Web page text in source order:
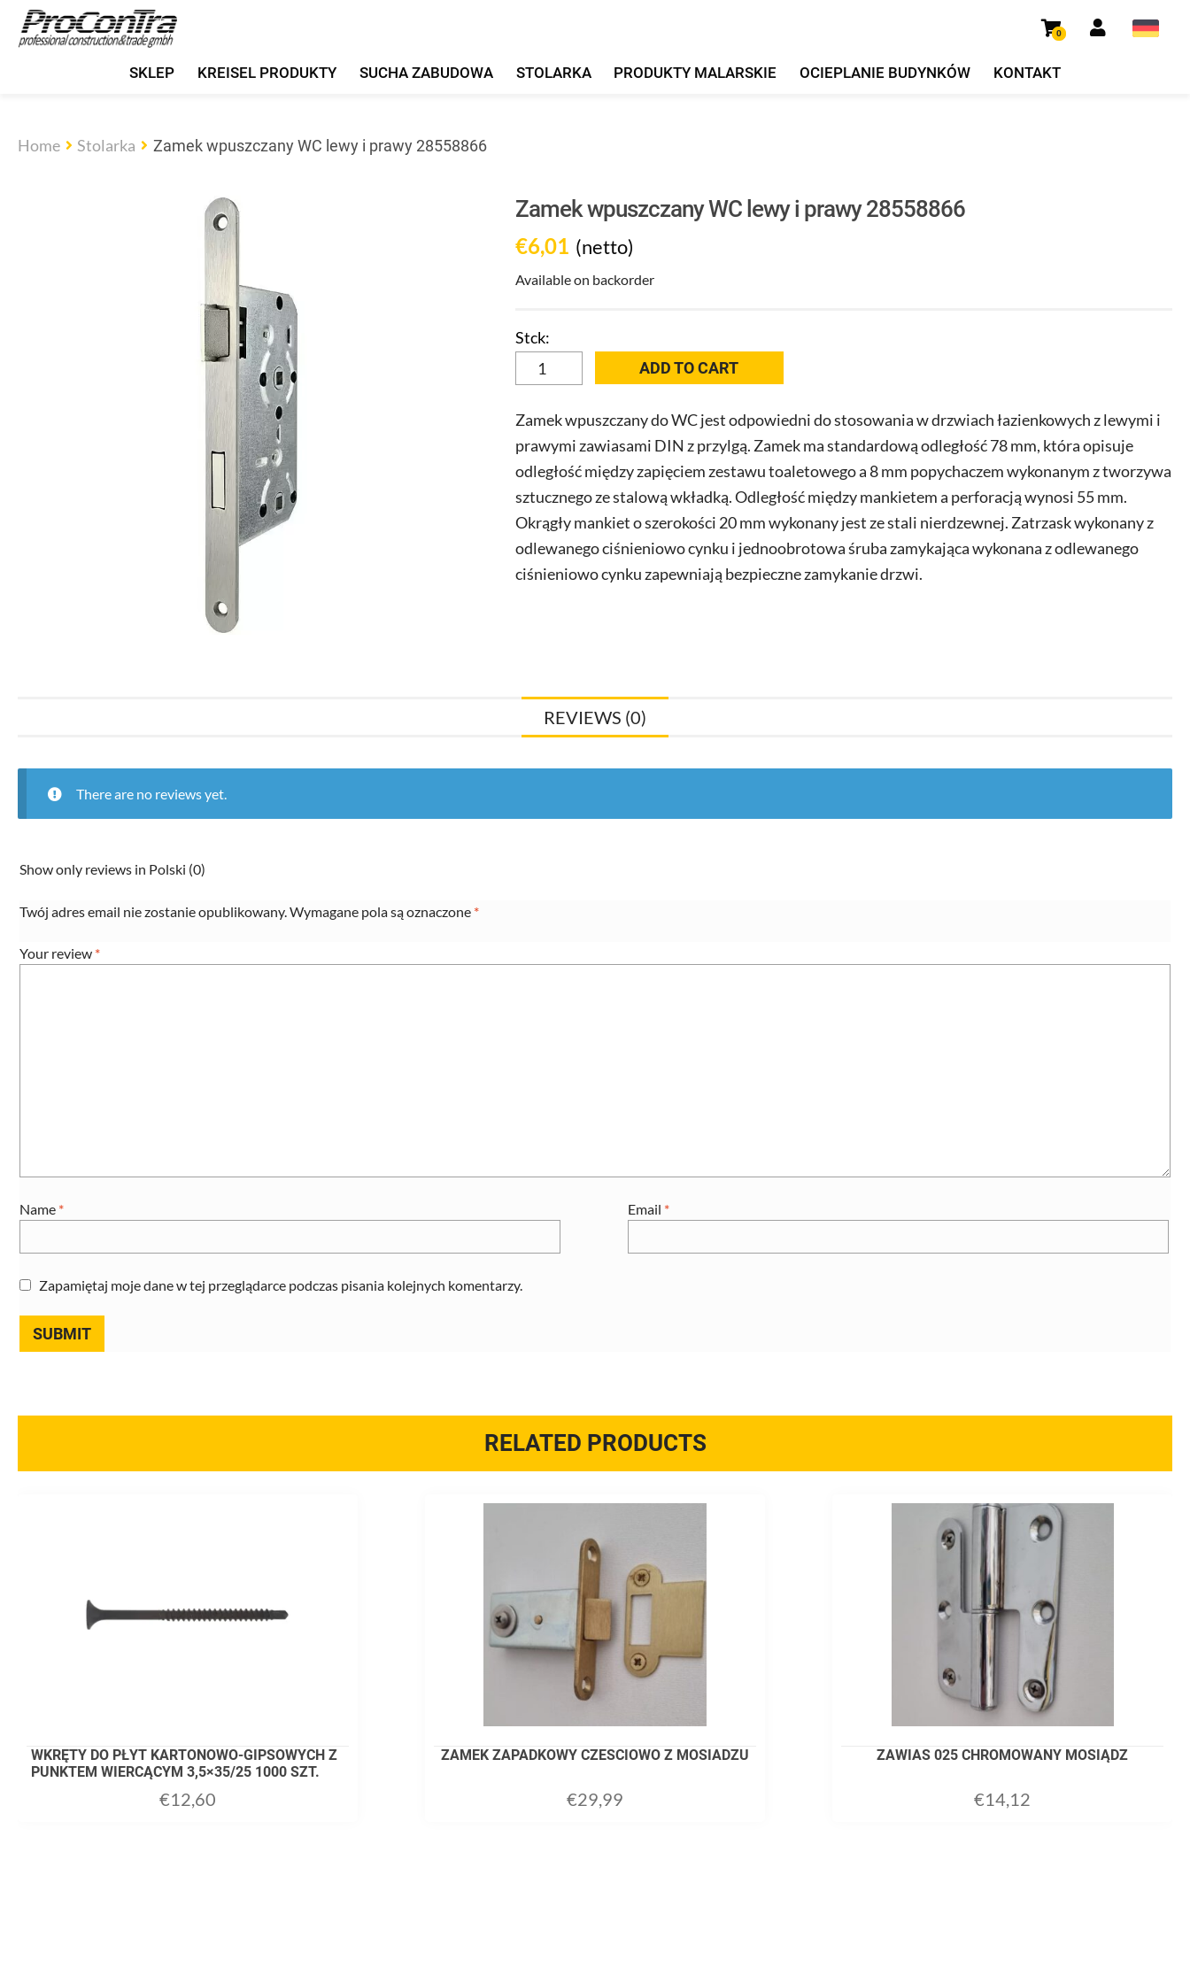
0
SKLEP KREISEL PRODUKTY SUCHA ZABUDOWA STOLARKA PRODUKTY MALARSKIE OCIEPLANIE BUDYNKÓW KONTAKT
Home Stolarka Zamek wpuszczany WC lewy i prawy 28558866
Zamek wpuszczany WC lewy i prawy 28558866
€6,01 (netto)
Available on backorder
Zamek
wpuszczany
lewy
i
prawy
28558866
quantity
ADD TO CART
Zamek wpuszczany do WC jest odpowiedni do stosowania w drzwiach łazienkowych z lewymi i
prawymi zawiasami DIN z przylgą. Zamek ma standardową odległość 78 mm, która opisuje
odległość między zapięciem zestawu toaletowego a 8 mm popychaczem wykonanym z tworzywa
sztucznego ze stalową wkładką. Odległość między mankietem a perforacją wynosi 55 mm.
Okrągły mankiet o szerokości 20 mm wykonany jest ze stali nierdzewnej. Zatrzask wykonany z
odlewanego ciśnieniowo cynku i jednoobrotowa śruba zamykająca wykonana z odlewanego
ciśnieniowo cynku zapewniają bezpieczne zamykanie drzwi.
REVIEWS (0)
There are no reviews yet.
Show only reviews in Polski (0)
Twój adres email nie zostanie opublikowany. Wymagane pola są oznaczone *
Your review *
Name * Email *
Zapamiętaj moje dane w tej przeglądarce podczas pisania kolejnych komentarzy.
RELATED PRODUCTS
WKRĘTY DO PŁYT KARTONOWO-GIPSOWYCH Z
PUNKTEM WIERCĄCYM 3,5×35/25 1000 SZT.
€12,60
ZAMEK ZAPADKOWY CZESCIOWO Z MOSIADZU
€29,99
ADD TO CART
ZAWIAS 025 CHROMOWANY MOSIĄDZ
€14,12
ADD TO CART